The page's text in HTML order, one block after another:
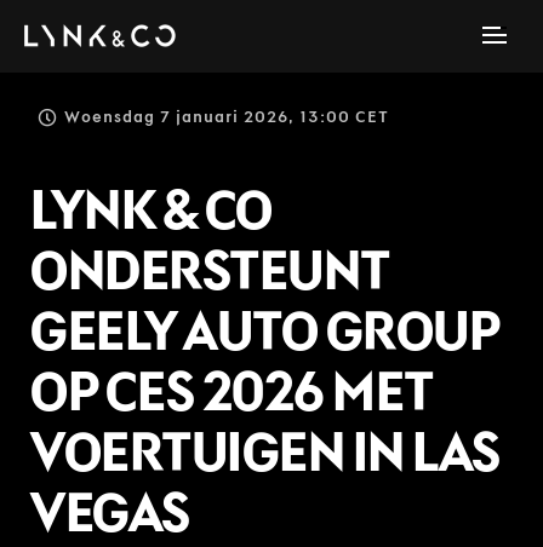
Woensdag 7 januari 2026, 13:00 CET
LYNK & CO
ONDERSTEUNT
GEELY AUTO GROUP
OP CES 2026 MET
VOERTUIGEN IN LAS
VEGAS